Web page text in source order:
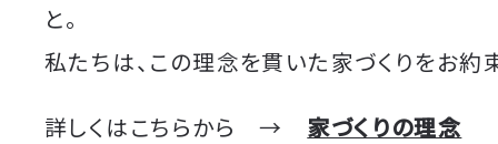
と。
私たちは、この理念を貫いた家づくりをお約
詳しくはこちらから → 家づくりの理念